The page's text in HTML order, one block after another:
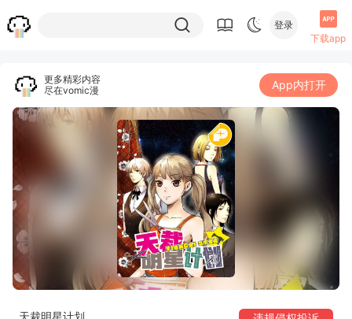
登录
下载app
更多精彩内容
尽在vomic漫
App内打开
天裁明星计划